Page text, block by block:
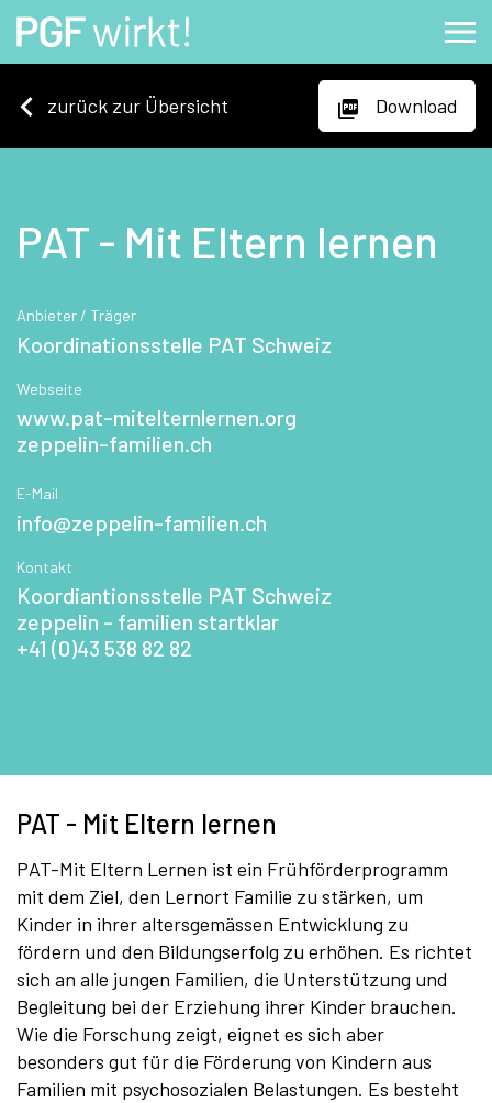
zurück zur Übersicht Download
PAT - Mit Eltern lernen
Anbieter / Träger
Koordinationsstelle PAT Schweiz
Webseite
www.pat-mitelternlernen.org
zeppelin-familien.ch
E-Mail
info@zeppelin-familien.ch
Kontakt
Koordiantionsstelle PAT Schweiz
zeppelin - familien startklar
+41 (0)43 538 82 82
PAT - Mit Eltern lernen
PAT-Mit Eltern Lernen ist ein Frühförderprogramm
mit dem Ziel, den Lernort Familie zu stärken, um
Kinder in ihrer altersgemässen Entwicklung zu
fördern und den Bildungserfolg zu erhöhen. Es richtet
sich an alle jungen Familien, die Unterstützung und
Begleitung bei der Erziehung ihrer Kinder brauchen.
Wie die Forschung zeigt, eignet es sich aber
besonders gut für die Förderung von Kindern aus
Familien mit psychosozialen Belastungen. Es besteht